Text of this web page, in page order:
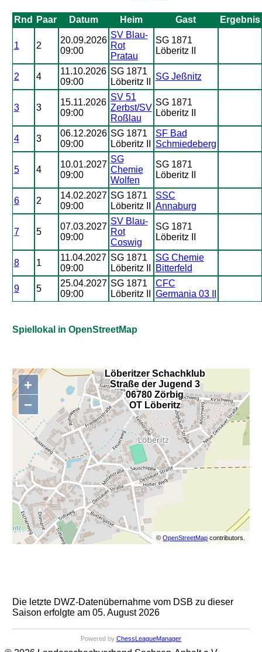
Rnd Paar Datum Heim Gast Ergebnis
1 2
20.09.2026
09:00
SV Blau-
Rot
Pratau
SG 1871
Löberitz II
2 4
11.10.2026
09:00
SG 1871
Löberitz II
SG Jeßnitz
3 3
15.11.2026
09:00
SV 51
Zerbst/SV
Roßlau
SG 1871
Löberitz II
4 3
06.12.2026
09:00
SG 1871
Löberitz II
SF Bad
Schmiedeberg
5 4
10.01.2027
09:00
SG
Chemie
Wolfen
SG 1871
Löberitz II
6 2
14.02.2027
09:00
SG 1871
Löberitz II
SSC
Annaburg
7 5
07.03.2027
09:00
SV Blau-
Rot
Coswig
SG 1871
Löberitz II
8 1
11.04.2027
09:00
SG 1871
Löberitz II
SG Chemie
Bitterfeld
9 5
25.04.2027
09:00
SG 1871
Löberitz II
CFC
Germania 03 II
Spiellokal in OpenStreetMap
+
−
©OpenStreetMap contributors.
Löberitzer Schachklub
Straße der Jugend 3
06780 Zörbig
OT Löberitz
,
Die letzte DWZ-Datenübernahme vom DSB zu dieser
Saison erfolgte am 05. August 2026
Powered by ChessLeagueManager